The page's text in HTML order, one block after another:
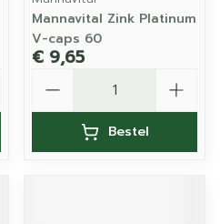
Mannavital Zink Platinum
V-caps 60
€ 9,65
Bestel